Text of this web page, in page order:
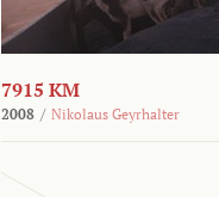
7915 KM
2008 / Nikolaus Geyrhalter